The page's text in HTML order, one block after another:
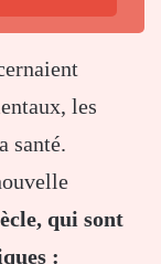
les
santé.
qui sont
: